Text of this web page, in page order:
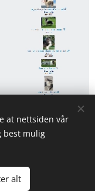
at nettsiden vår
best mulig
alt